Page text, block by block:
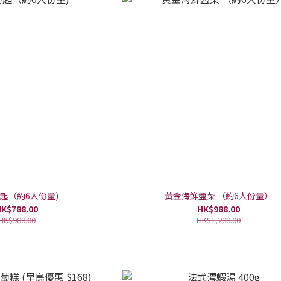
（約6人份量)
黃金海鮮盤菜 （約6人份量）
HK$988.00
HK$1,288.00